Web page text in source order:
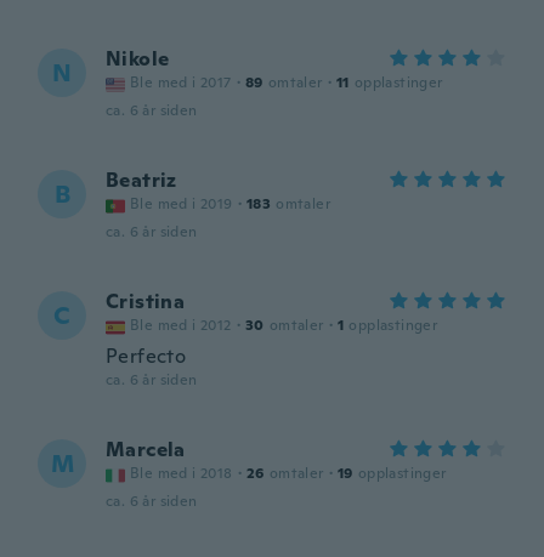
N Nikole
Ble med i 2017 · 89 omtaler · 11 opplastinger
ca. 6 år siden
B Beatriz
Ble med i 2019 · 183 omtaler
ca. 6 år siden
C Cristina
Ble med i 2012 · 30 omtaler · 1 opplastinger
Perfecto
ca. 6 år siden
M Marcela
Ble med i 2018 · 26 omtaler · 19 opplastinger
ca. 6 år siden